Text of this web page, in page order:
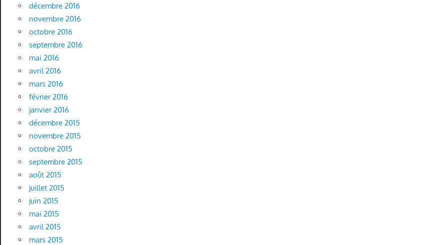
décembre 2016
novembre 2016
octobre 2016
septembre 2016
mai 2016
avril 2016
mars 2016
février 2016
janvier 2016
décembre 2015
novembre 2015
octobre 2015
septembre 2015
août 2015
juillet 2015
juin 2015
mai 2015
avril 2015
mars 2015